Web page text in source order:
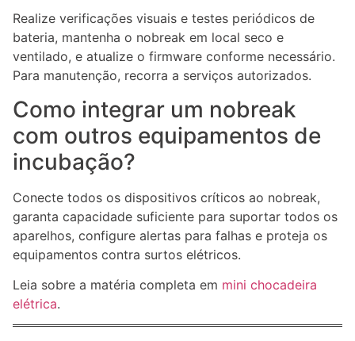
Realize verificações visuais e testes periódicos de
bateria, mantenha o nobreak em local seco e
ventilado, e atualize o firmware conforme necessário.
Para manutenção, recorra a serviços autorizados.
Como integrar um nobreak
com outros equipamentos de
incubação?
Conecte todos os dispositivos críticos ao nobreak,
garanta capacidade suficiente para suportar todos os
aparelhos, configure alertas para falhas e proteja os
equipamentos contra surtos elétricos.
Leia sobre a matéria completa em mini chocadeira
elétrica.